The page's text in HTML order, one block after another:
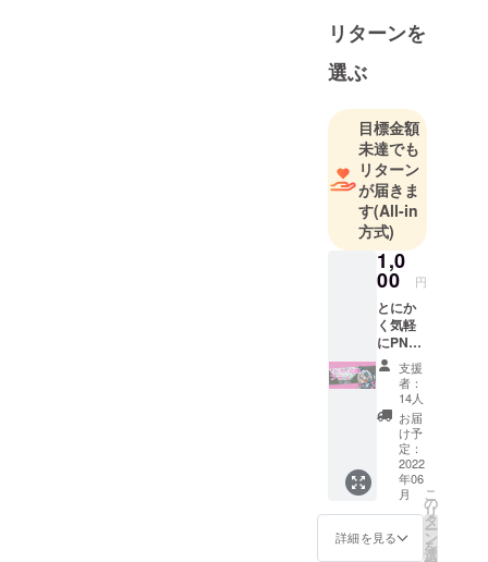
るユーザー
主催の非営
利展示会イ
す。
出展者のみ
なさんに、
また何かを
作りたいと
感情を刺激
し、出展者
同士が繋が
り、また新
しい創作の
火種を産み
出す、そん
な「場」を
提供するこ
とが目的で
す。
リターンを
選ぶ
目標金額
未達でも
リターン
が届きま
す(All-in
方式)
1,0
00 円
とにか
く気軽
にPNG
ミュー
ジアム
を応援
した
い！と
いう方
向けの
プラン
です！
お名前
を記載
させて
支援
者：
14人
お届
け予
定：
2022
年06
月
詳細を見る
こ
の
リ
タ
ー
ン
を
選